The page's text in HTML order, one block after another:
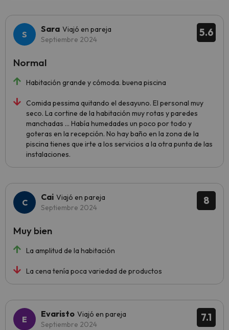
5.6
Sara Viajó en pareja
Septiembre 2024
Habitación grande y cómoda. buena piscina
Comida pessima quitando el desayuno. El personal muy
seco. La cortine de la habitación muy rotas y paredes
manchadas ... Había humedades un poco por todo y
goteras en la recepción. No hay baño en la zona de la
piscina tienes que irte a los servicios a la otra punta de las
instalaciones.
Normal
8
Cai Viajó en pareja
Septiembre 2024
La amplitud de la habitación
La cena tenía poca variedad de productos
Muy bien
7.1
Evaristo Viajó en pareja
Septiembre 2024